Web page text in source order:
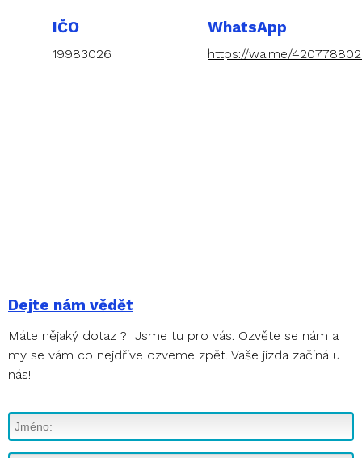
IČO
19983026
WhatsApp
https://wa.me/
Dejte nám vědět
Máte nějaký dotaz ? Jsme tu pro vás. Ozvěte se nám a
my se vám co nejdříve ozveme zpět. Vaše jízda začíná u
nás!
E-mail:
Last name: